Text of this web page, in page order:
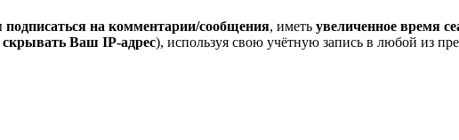
подписаться на комментарии/сообщения, иметь увеличенное время
скрывать Ваш IP-адрес), используя свою учётную запись в любой из